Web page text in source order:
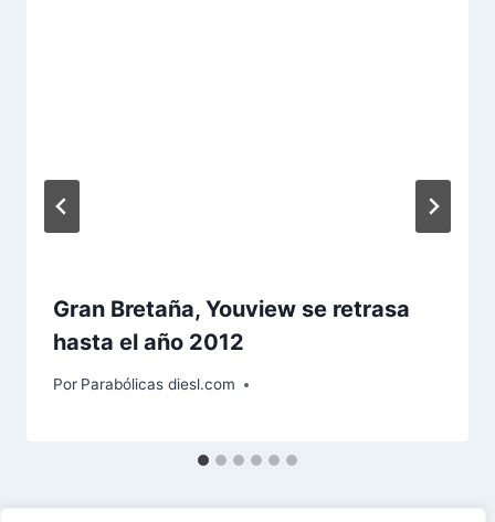
Gran Bretaña, Youview se retrasa
hasta el año 2012
Por Parabólicas diesl.com